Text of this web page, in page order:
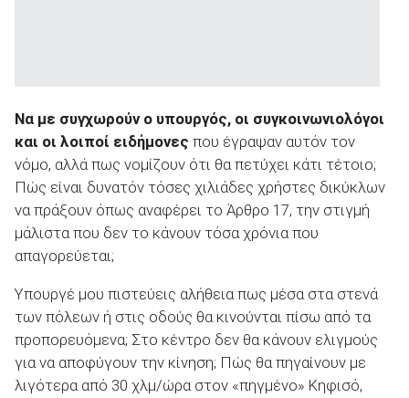
Να με συγχωρούν ο υπουργός, οι συγκοινωνιολόγοι
και οι λοιποί ειδήμονες που έγραψαν αυτόν τον
νόμο, αλλά πως νομίζουν ότι θα πετύχει κάτι τέτοιο;
Πώς είναι δυνατόν τόσες χιλιάδες χρήστες δικύκλων
να πράξουν όπως αναφέρει το Άρθρο 17, την στιγμή
μάλιστα που δεν το κάνουν τόσα χρόνια που
απαγορεύεται;
Υπουργέ μου πιστεύεις αλήθεια πως μέσα στα στενά
των πόλεων ή στις οδούς θα κινούνται πίσω από τα
προπορευόμενα; Στο κέντρο δεν θα κάνουν ελιγμούς
για να αποφύγουν την κίνηση; Πώς θα πηγαίνουν με
λιγότερα από 30 χλμ/ώρα στον «πηγμένο» Κηφισό,